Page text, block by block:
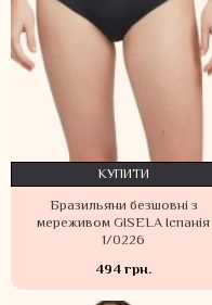
Бразильяни безшовні з
мереживом GISELA Іспанія
1/0226
494 грн.
КУПИТИ